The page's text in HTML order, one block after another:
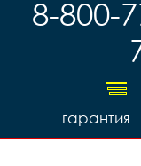
8-800-
гарантия